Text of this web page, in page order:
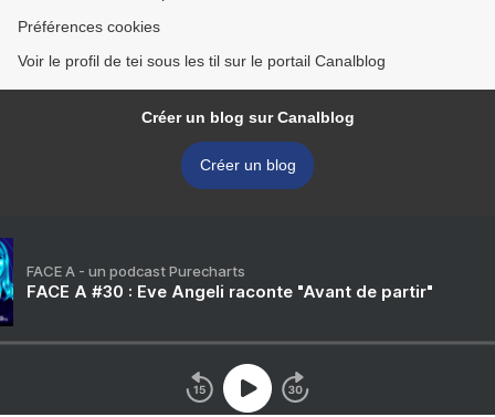
Préférences cookies
Voir le profil de tei sous les til sur le portail Canalblog
Créer un blog sur Canalblog
Créer un blog
FACE A - un podcast Purecharts
FACE A #30 : Eve Angeli raconte "Avant de partir"